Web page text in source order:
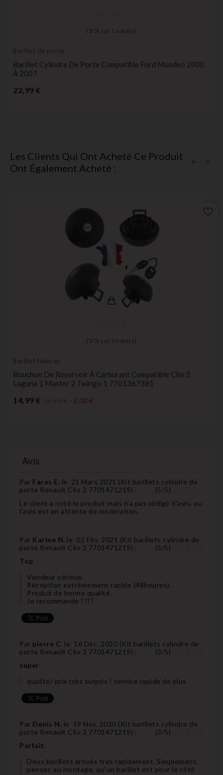
( 5/ 5) sur 1 note(s)
Barillet de porte
Barillet Cylindre De Porte Compatible Ford Mondeo 2000
À 2007
22,99 €
Les Clients Qui Ont Acheté Ce Produit
Ont Également Acheté :
( 5/ 5) sur 3 note(s)
Barillet Neiman
Bouchon De Réservoir À Carburant Compatible Clio 2
Laguna 1 Master 2 Twingo 1 7701367381
14,99 € -2,00 €
Avis
Par Fares E. le 21 Mars 2021 ( Kit barillets cylindre de
porte Renault Clio 2 7701471219) : (5/5)
Le client a noté le produit mais n'a pas rédigé d'avis, ou
l'avis est en attente de modération.
Par Karine N. le 02 Fév. 2021 (Kit barillets cylindre de
porte Renault Clio 2 7701471219) : (5/5)
Top
Vendeur sérieux.
Réception extrêmement rapide (48heures).
Produit de bonne qualité.
Je recommande ????
Par pierre C. le 16 Déc. 2020 (Kit barillets cylindre de
porte Renault Clio 2 7701471219) : (3/5)
super
qualité/ prix très surpris ! service rapide de plus
Par Denis N. le 19 Nov. 2020 ( Kit barillets cylindre de
porte Renault Clio 2 7701471219) : (3/5)
Parfait.
Deux barillets arrivés très rapidement. Simplement,
penser, au montage, qu'un barillet est pour le côté